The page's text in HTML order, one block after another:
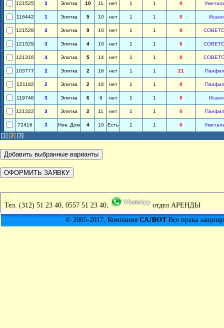
121525 3 Элитка 10 11 нет 1 1 0
116442 1 Элитка 5 10 нет 1 1 0
121528 3 Элитка 9 10 нет 1 1 0
121529 3 Элитка 4 10 нет 1 1 0
121316 4 Элитка 5 14 нет 1 1 0
103777 2 Элитка 2 16 нет 1 1 21
121182 2 Элитка 2 16 нет 1 1 0
119746 3 Элитка 6 9 нет 1 1 0
121322 3 Элитка 2 11 нет 1 1 0
72416 3 Нов. Дом 4 10 Есть 1 1 0
[1] [2] [3]
Тел. (312) 51 23 40, 0557 51 23 40,
отдел АРЕНДЫ
© 2005-2017, Компания САЛЮТВсе права